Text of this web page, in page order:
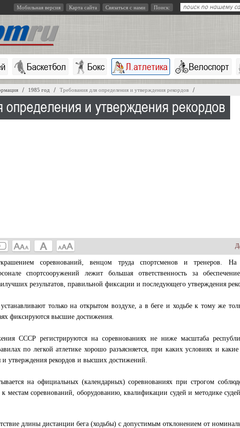
Мобильная версия Карта сайта Связаться с нами Поиск:
Баскетбол Бокс Л.атлетика Велоспорт
1985 год Требования для определения и утверждения рекордов
и утверждения рекордов
соревнований, венцом труда спортсменов и тренеров. На
спортсооружений лежит большая ответственность за
результатов, правильной фиксации и последующего утверждения
только на открытом воздухе, а в беге и ходьбе к тому же
фиксируются высшие достижения.
СССР регистрируются на соревнованиях не ниже масштаба
по легкой атлетике хорошо разъясняется, при каких условиях и какие
и утверждения рекордов и высших достижений.
на официальных (календарных) соревнованиях при строгом
местам соревнований, оборудованию, квалификации судей и методике
длины дистанции бега (ходьбы) с допустимым отклонением от